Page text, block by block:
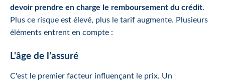
devoir prendre en charge le remboursement du crédit.
Plus ce risque est élevé, plus le tarif augmente. Plusieurs
éléments entrent en compte :
L'âge de l'assuré
C'est le premier facteur influençant le prix. Un